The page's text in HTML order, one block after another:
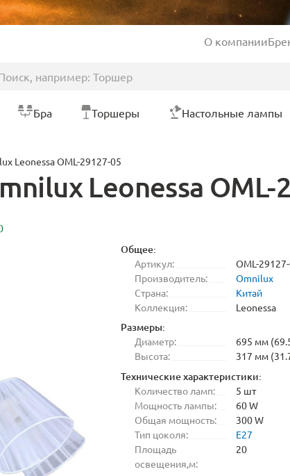
О компании
Бра Торшеры Настольные лампы
Leonessa OML-29127-05
Leonessa OML-
Общее:
Артикул:
OML-
Производитель:
Omnilux
Страна:
Китай
Коллекция:
Leonessa
Размеры:
Диаметр:
695 мм
Высота:
317 мм
Технические характеристики:
Количество ламп:
5 шт
Мощность лампы:
60 W
Общая мощность:
300 W
Тип цоколя:
E27
Площадь
освещения,м:
20